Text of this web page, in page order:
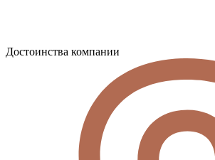
Достоинства компании